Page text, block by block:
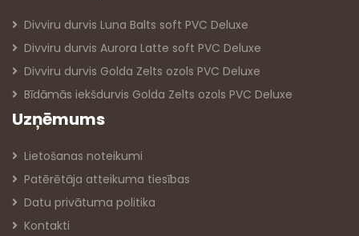
Divviru durvis Luna Balts soft PVC Deluxe
Divviru durvis Aurora Latte soft PVC Deluxe
Divviru durvis Golda Zelts ozols PVC Deluxe
Bīdāmās iekšdurvis Golda Zelts ozols PVC Deluxe
Uzņēmums
Lietošanas noteikumi
Patērētāja atteikuma tiesības
Datu privātuma politika
Kontakti